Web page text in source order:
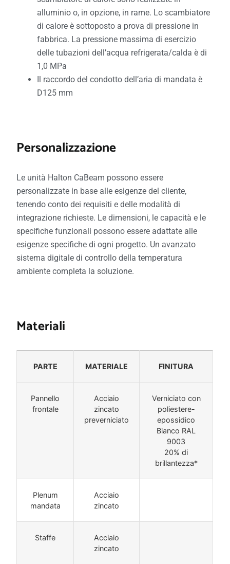
alluminio o, in opzione, in rame. Lo scambiatore
di calore è sottoposto a prova di pressione in
fabbrica. La pressione massima di esercizio
delle tubazioni dell’acqua refrigerata/calda è di
1,0 MPa
Il raccordo del condotto dell’aria di mandata è
D125 mm
Personalizzazione
Le unità Halton CaBeam possono essere
personalizzate in base alle esigenze del cliente,
tenendo conto dei requisiti e delle modalità di
integrazione richieste. Le dimensioni, le capacità e le
specifiche funzionali possono essere adattate alle
esigenze specifiche di ogni progetto. Un avanzato
sistema digitale di controllo della temperatura
ambiente completa la soluzione.
Materiali
PARTE MATERIALE FINITURA
Pannello
frontale
Acciaio
zincato
preverniciato
Verniciato con
poliestere-
epossidico
Bianco RAL
9003
20% di
brillantezza*
Plenum
mandata
Acciaio
zincato
Staffe
Acciaio
zincato